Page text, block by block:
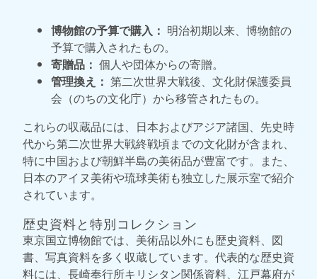
博物館の予算で購入： 明治初期以来、博物館の
予算で購入されたもの。
寄贈品： 個人や団体からの寄贈。
管理換え： 第二次世界大戦後、文化財保護委員
会（のちの文化庁）から移管されたもの。
これらの収蔵品には、日本およびアジア諸国、先史時
代から第二次世界大戦終戦頃までの文化財が含まれ、
特に中国および朝鮮半島の美術品が豊富です。また、
日本のアイヌ美術や琉球美術も独立した展示室で紹介
されています。
歴史資料と特別コレクション
東京国立博物館では、美術品以外にも歴史資料、図
書、写真資料を多く収蔵しています。代表的な歴史資
料には、長崎奉行所キリシタン関係資料、江戸幕府が